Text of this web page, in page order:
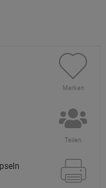
Merken
Teilen